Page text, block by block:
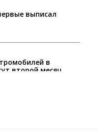
выписал
в
второй месяц